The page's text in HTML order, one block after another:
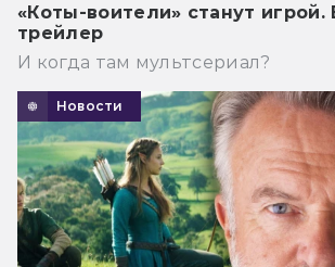
«Коты-воители» станут игрой.
трейлер
И когда там мультсериал?
Новости